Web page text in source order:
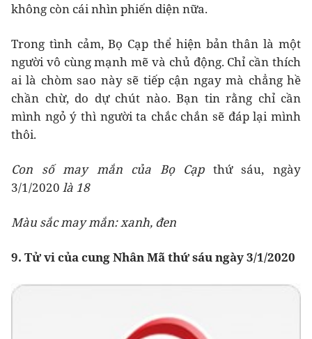
không còn cái nhìn phiến diện nữa.
Trong tình cảm, Bọ Cạp thể hiện bản thân là một
người vô cùng mạnh mẽ và chủ động. Chỉ cần thích
ai là chòm sao này sẽ tiếp cận ngay mà chẳng hề
chần chừ, do dự chút nào. Bạn tin rằng chỉ cần
mình ngỏ ý thì người ta chắc chắn sẽ đáp lại mình
thôi.
Con số may mắn của Bọ Cạp thứ sáu, ngày
3/1/2020 là 18
Màu sắc may mắn: xanh, đen
9. Tử vi của cung Nhân Mã thứ sáu ngày 3/1/2020